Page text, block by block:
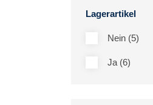
Lagerartikel
Nein (5)
Ja (6)